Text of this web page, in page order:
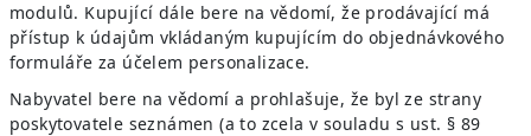
modulů. Kupující dále bere na vědomí, že prodávající má
přístup k údajům vkládaným kupujícím do objednávkového
formuláře za účelem personalizace.
Nabyvatel bere na vědomí a prohlašuje, že byl ze strany
poskytovatele seznámen (a to zcela v souladu s ust. § 89